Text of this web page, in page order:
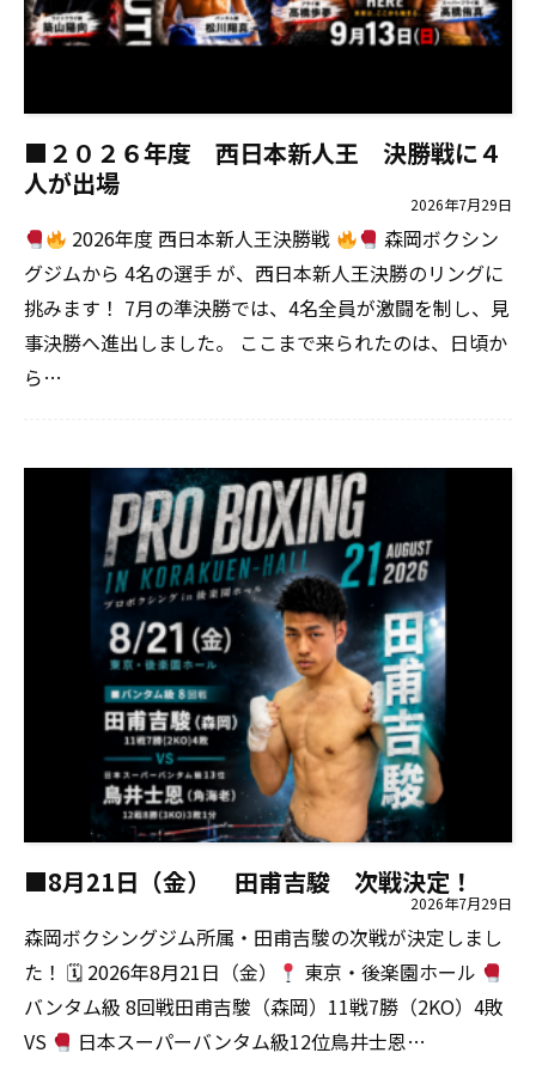
■２０２６年度 西日本新人王 決勝戦に４
人が出場
2026年7月29日
2026年度 西日本新人王決勝戦
森岡ボクシン
グジムから 4名の選手 が、西日本新人王決勝のリングに
挑みます！ 7月の準決勝では、4名全員が激闘を制し、見
事決勝へ進出しました。 ここまで来られたのは、日頃か
ら…
■8月21日（金） 田甫吉駿 次戦決定！
2026年7月29日
森岡ボクシングジム所属・田甫吉駿の次戦が決定しまし
た！ 🗓 2026年8月21日（金）
東京・後楽園ホール
バンタム級 8回戦田甫吉駿（森岡）11戦7勝（2KO）4敗
VS
日本スーパーバンタム級12位鳥井士恩…